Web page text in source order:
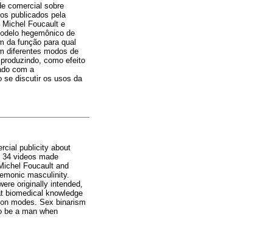
comercial sobre
publicados pela
Michel Foucault e
hegemônico de
da função para qual
diferentes modos de
como efeito
com a
se discutir os usos da
publicity about
videos made
Foucault and
masculinity.
originally intended,
biomedical knowledge
modes. Sex binarism
be a man when